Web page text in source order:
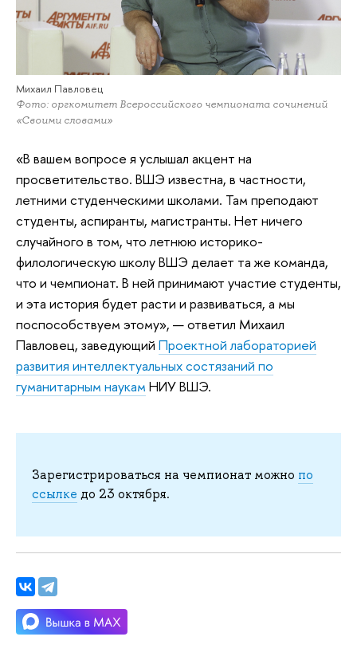
Михаил Павловец
Фото: оргкомитет Всероссийского чемпионата сочинений
«Своими словами»
«В вашем вопросе я услышал акцент на
просветительство. ВШЭ известна, в частности,
летними студенческими школами. Там преподают
студенты, аспиранты, магистранты. Нет ничего
случайного в том, что летнюю историко-
филологическую школу ВШЭ делает та же команда,
что и чемпионат. В ней принимают участие студенты,
и эта история будет расти и развиваться, а мы
поспособствуем этому», — ответил Михаил
Павловец, заведующий Проектной лабораторией
развития интеллектуальных состязаний по
гуманитарным наукам НИУ ВШЭ.
Зарегистрироваться на чемпионат можно по
ссылке до 23 октября.